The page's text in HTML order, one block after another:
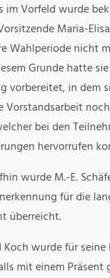
im Vorfeld wurde
Maria-
Wahlperiode nicht
Grunde hatte
vorbereitet, in dem
Vorstandsarbeit
bei den
hervorrufen
wurde M.-E.
für die
überreicht.
Koch wurde für
mit einem Präsent